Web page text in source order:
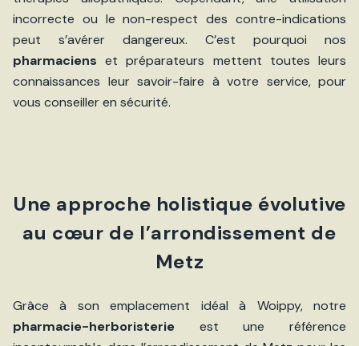
incorrecte ou le non-respect des contre-indications
peut s’avérer dangereux. C’est pourquoi nos
pharmaciens et préparateurs mettent toutes leurs
connaissances leur savoir-faire à votre service, pour
vous conseiller en sécurité.
Une approche holistique évolutive
au cœur de l’arrondissement de
Metz
Grâce à son emplacement idéal à Woippy, notre
pharmacie-herboristerie est une référence